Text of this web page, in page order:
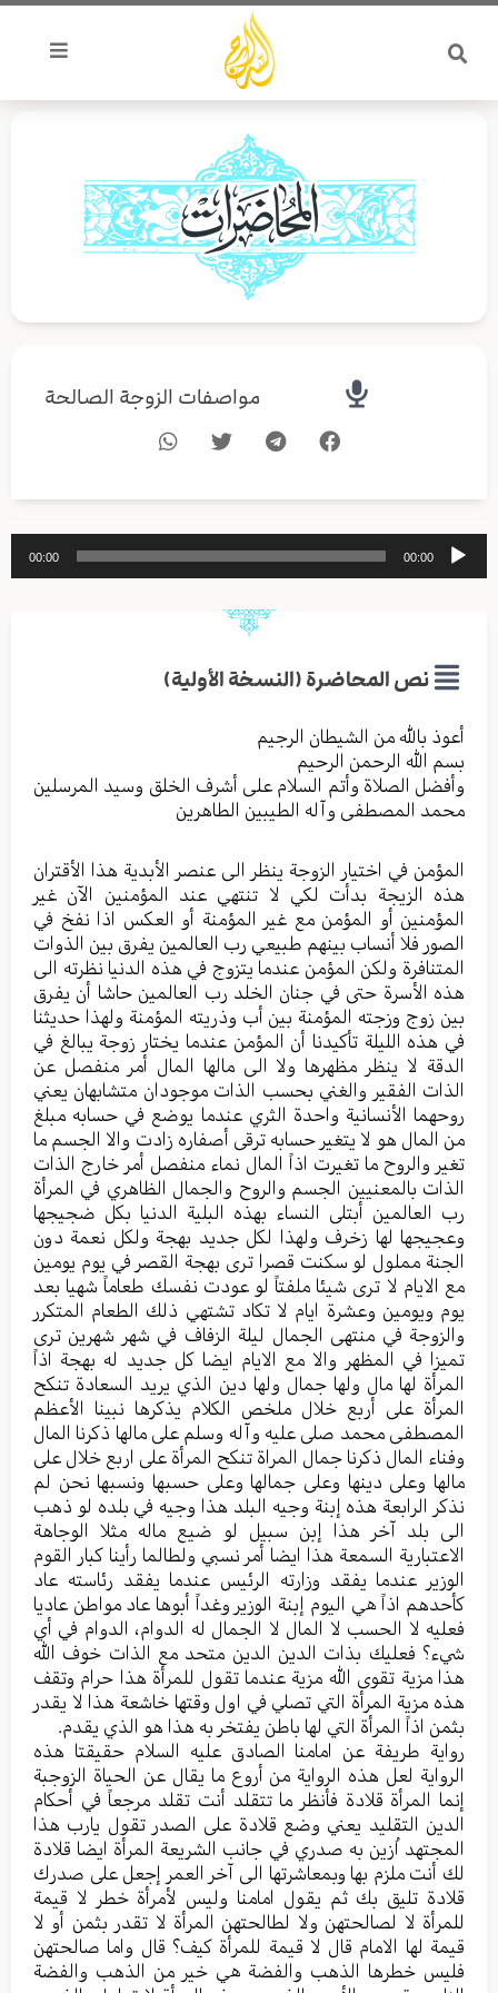
تخطي
المحتوى
مواصفات الزوجة الصالحة
مشغل
الصوت
00:00
00:00
نص المحاضرة (النسخة الأولية)
أعوذ بالله من الشیطان الرجیم
بسم الله الرحمن الرحیم
وأفضل الصلاة وأتم السلام علی أشرف الخلق وسید المرسلین
محمد المصطفی وآله الطیبین الطاهرین
المؤمن في اختيار الزوجة ينظر الى عنصر الأبدية هذا الأقتران
هذه الزيجة بدأت لكي لا تنتهي عند المؤمنين الآن غير
المؤمنين أو المؤمن مع غير المؤمنة أو العكس اذا نفخ في
الصور فلا أنساب بينهم طبيعي رب العالمين يفرق بين الذوات
المتنافرة ولكن المؤمن عندما يتزوج في هذه الدنيا نظرته الى
هذه الأسرة حتى في جنان الخلد رب العالمين حاشا أن يفرق
بين زوج وزجته المؤمنة بين أب وذريته المؤمنة ولهذا حديثنا
في هذه الليلة تأكيدنا أن المؤمن عندما يختار زوجة يبالغ في
الدقة لا ينظر مظهرها ولا الى مالها المال أمر منفصل عن
الذات الفقير والغني بحسب الذات موجودان متشابهان يعني
روحهما الأنسانية واحدة الثري عندما يوضع في حسابه مبلغ
من المال هو لا يتغير حسابه ترقى أصفاره زادت والا الجسم ما
تغير والروح ما تغيرت اذاً المال نماء منفصل أمر خارج الذات
الذات بالمعنيين الجسم والروح والجمال الظاهري في المرأة
رب العالمين أبتلى النساء بهذه البلية الدنيا بكل ضجيجها
وعجيجها لها زخرف ولهذا لكل جديد بهجة ولكل نعمة دون
الجنة مملول لو سكنت قصرا ترى بهجة القصر في يوم يومين
مع الايام لا ترى شيئا ملفتاً لو عودت نفسك طعاماً شهيا بعد
يوم ويومين وعشرة ايام لا تكاد تشتهي ذلك الطعام المتكرر
والزوجة في منتهى الجمال ليلة الزفاف في شهر شهرين ترى
تميزا في المظهر والا مع الايام ايضا كل جديد له بهجة اذاً
المرأة لها مال ولها جمال ولها دين الذي يريد السعادة تنكح
المرأة على أربع خلال ملخص الكلام يذكرها نبينا الأعظم
المصطفى محمد صلى عليه وآله وسلم على مالها ذكرنا المال
وفناء المال ذكرنا جمال المراة تنكح المرأة على اربع خلال على
مالها وعلى دينها وعلى جمالها وعلى حسبها ونسبها نحن لم
نذكر الرابعة هذه إبنة وجيه البلد هذا وجيه في بلده لو ذهب
الى بلد آخر هذا إبن سبيل لو ضيع ماله مثلا الوجاهة
الاعتبارية السمعة هذا ايضا أمر نسبي ولطالما رأينا كبار القوم
الوزير عندما يفقد وزارته الرئيس عندما يفقد رئاسته عاد
كأحدهم اذاً هي اليوم إبنة الوزير وغداً أبوها عاد مواطن عاديا
فعليه لا الحسب لا المال لا الجمال له الدوام، الدوام في أي
شيء؟ فعليك بذات الدين الدين متحد مع الذات خوف الله
هذا مزية تقوى الله مزية عندما تقول للمرأة هذا حرام وتقف
هذه مزية المرأة التي تصلي في اول وقتها خاشعة هذا لا يقدر
بثمن اذاً المرأة التي لها باطن يفتخر به هذا هو الذي يقدم.
رواية طريفة عن امامنا الصادق عليه السلام حقيقتا هذه
الرواية لعل هذه الرواية من أروع ما يقال عن الحياة الزوجبة
إنما المرأة قلادة فأنظر ما تتقلد أنت تقلد مرجعاً في أحكام
الدين التقليد يعني وضع قلادة على الصدر تقول يارب هذا
المجتهد اُزين به صدري في جانب الشريعة المرأة ايضا قلادة
لك أنت ملزم بها وبمعاشرتها الى آخر العمر إجعل على صدرك
قلادة تليق بك ثم يقول امامنا وليس لأمرأة خطر لا قيمة
للمرأة لا لصالحتهن ولا لطالحتهن المرأة لا تقدر بثمن أو لا
قيمة لها الامام قال لا قيمة للمرأة كيف؟ قال واما صالحتهن
فليس خطرها الذهب والفضة هي خير من الذهب والفضة